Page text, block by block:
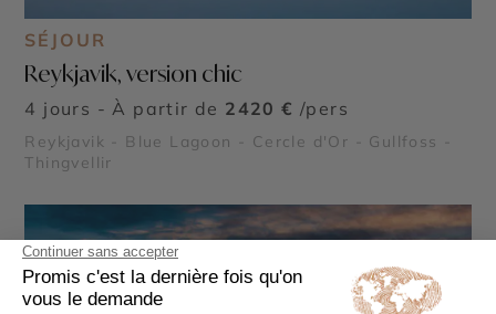
SÉJOUR
Reykjavik, version chic
4 jours - À partir de 2420 € /pers
Reykjavik - Blue Lagoon - Cercle d'Or - Gullfoss -
Thingvellir